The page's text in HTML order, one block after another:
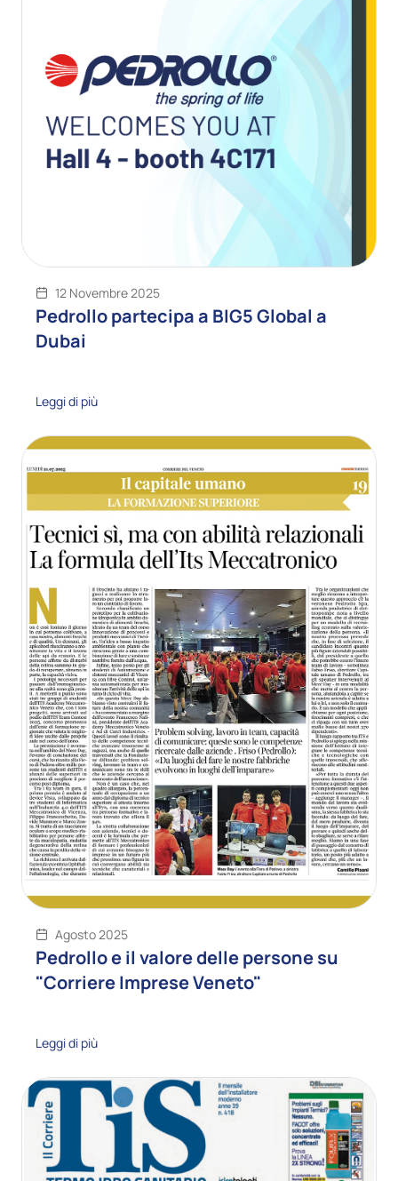
12 Novembre 2025
Pedrollo partecipa a BIG5 Global a
Dubai
Leggi di più
Agosto 2025
Pedrollo e il valore delle persone su
"Corriere Imprese Veneto"
Leggi di più